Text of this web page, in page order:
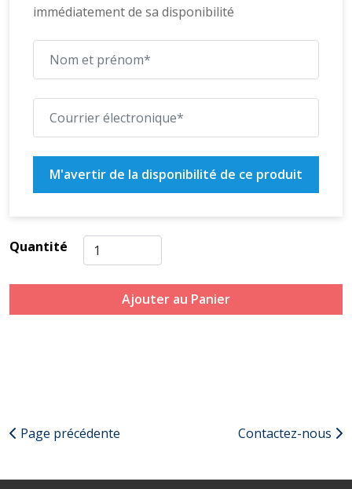
immédiatement de sa disponibilité
M'avertir de la disponibilité de ce produit
Quantité
Ajouter au Panier
Page précédente Contactez-nous